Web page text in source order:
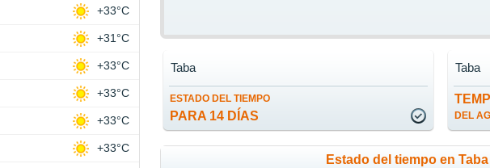
ESTADO DEL TIEMPO
PARA 14 DÍAS
Taba
DEL
Taba
Estado del tiempo en
+33°C
+31°C
+33°C
+33°C
+33°C
+33°C